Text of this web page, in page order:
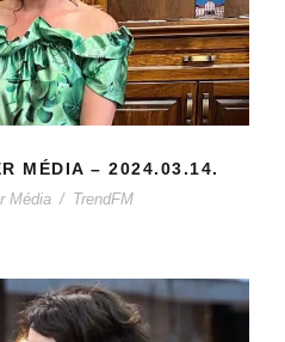
MÉDIA – 2024.03.14.
Média / TrendFM